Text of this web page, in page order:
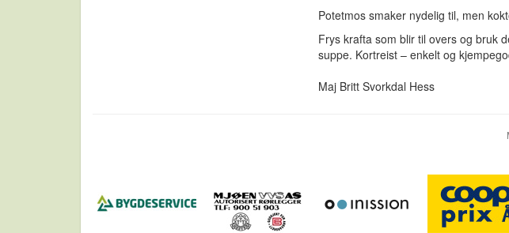
Potetmos smaker nydelig til, men
Frys krafta som blir til overs og bruk
suppe. Kortreist – enkelt og
Maj Britt Svorkdal Hess